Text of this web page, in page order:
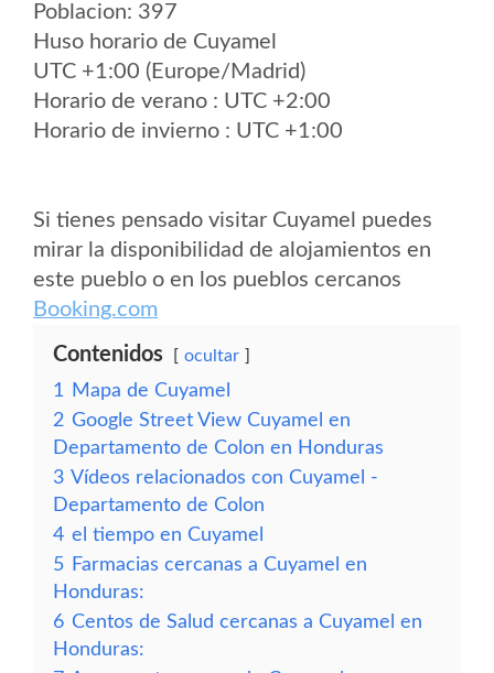
Poblacion: 397
Huso horario de Cuyamel
UTC +1:00 (Europe/Madrid)
Horario de verano : UTC +2:00
Horario de invierno : UTC +1:00
Si tienes pensado visitar Cuyamel puedes
mirar la disponibilidad de alojamientos en
este pueblo o en los pueblos cercanos
Booking.com
Contenidos ocultar
1
Mapa de Cuyamel
2 Google Street View Cuyamel en
Departamento de Colon en Honduras
3 Vídeos relacionados con Cuyamel -
Departamento de Colon
4 el tiempo en Cuyamel
5 Farmacias cercanas a Cuyamel en
Honduras:
6 Centos de Salud cercanas a Cuyamel en
Honduras: